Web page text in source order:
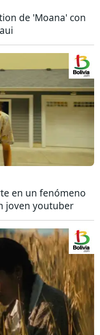
de 'Moana' con
en un fenómeno
joven youtuber